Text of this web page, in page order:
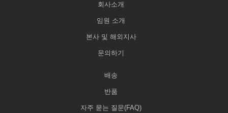
회사소개
임원 소개
본사 및 해외지사
문의하기
배송
반품
자주 묻는 질문(FAQ)